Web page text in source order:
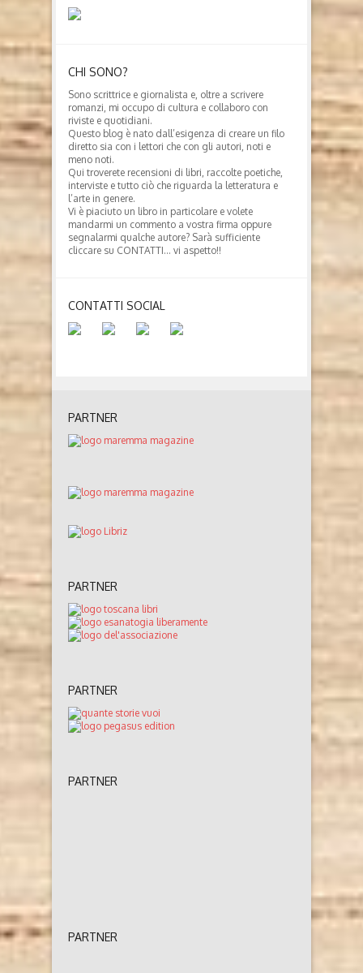
CHI SONO?
Sono scrittrice e giornalista e, oltre a scrivere
romanzi, mi occupo di cultura e collaboro con
riviste e quotidiani.
Questo blog è nato dall’esigenza di creare un filo
diretto sia con i lettori che con gli autori, noti e
meno noti.
Qui troverete recensioni di libri, raccolte poetiche,
interviste e tutto ciò che riguarda la letteratura e
l’arte in genere.
Vi è piaciuto un libro in particolare e volete
mandarmi un commento a vostra firma oppure
segnalarmi qualche autore? Sarà sufficiente
cliccare su CONTATTI… vi aspetto!!
CONTATTI SOCIAL
PARTNER
PARTNER
PARTNER
PARTNER
PARTNER